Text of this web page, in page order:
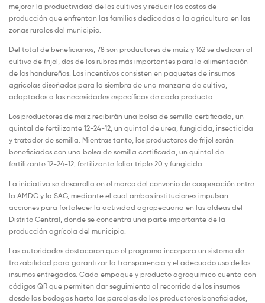
mejorar la productividad de los cultivos y reducir los costos de
producción que enfrentan las familias dedicadas a la agricultura en las
zonas rurales del municipio.
Del total de beneficiarios, 78 son productores de maíz y 162 se dedican al
cultivo de frijol, dos de los rubros más importantes para la alimentación
de los hondureños. Los incentivos consisten en paquetes de insumos
agrícolas diseñados para la siembra de una manzana de cultivo,
adaptados a las necesidades específicas de cada producto.
Los productores de maíz recibirán una bolsa de semilla certificada, un
quintal de fertilizante 12-24-12, un quintal de urea, fungicida, insecticida
y tratador de semilla. Mientras tanto, los productores de frijol serán
beneficiados con una bolsa de semilla certificada, un quintal de
fertilizante 12-24-12, fertilizante foliar triple 20 y fungicida.
La iniciativa se desarrolla en el marco del convenio de cooperación entre
la AMDC y la SAG, mediante el cual ambas instituciones impulsan
acciones para fortalecer la actividad agropecuaria en las aldeas del
Distrito Central, donde se concentra una parte importante de la
producción agrícola del municipio.
Las autoridades destacaron que el programa incorpora un sistema de
trazabilidad para garantizar la transparencia y el adecuado uso de los
insumos entregados. Cada empaque y producto agroquímico cuenta con
códigos QR que permiten dar seguimiento al recorrido de los insumos
desde las bodegas hasta las parcelas de los productores beneficiados,